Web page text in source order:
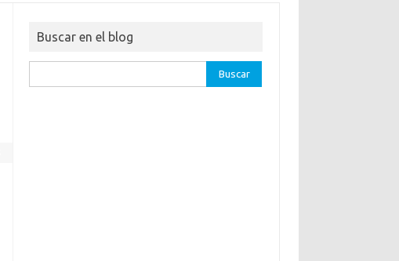
Buscar en el blog